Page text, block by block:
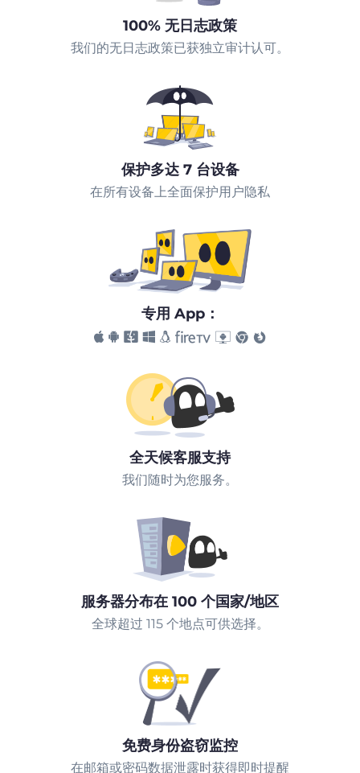
100% 无日志政策
我们的无日志政策已获独立审计认可。
保护多达 7 台设备
在所有设备上全面保护用户隐私
专用 App：
全天候客服支持
我们随时为您服务。
服务器分布在 100 个国家/地区
全球超过 115 个地点可供选择。
免费身份盗窃监控
在邮箱或密码数据泄露时获得即时提醒